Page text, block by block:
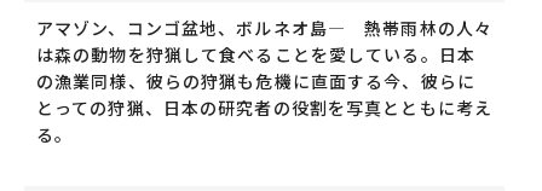
アマゾン、コンゴ盆地、ボルネオ島― 熱帯雨林の人々
は森の動物を狩猟して食べることを愛している。日本
の漁業同様、彼らの狩猟も危機に直面する今、彼らに
とっての狩猟、日本の研究者の役割を写真とともに考え
る。